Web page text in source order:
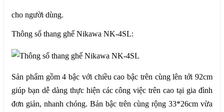
cho người dùng.
Thông số thang ghế Nikawa NK-4SL:
Sản phẩm gồm 4 bậc với chiều cao bậc trên cùng lên tới 92cm
giúp bạn dễ dàng thực hiện các công việc trên cao tại gia đình
đơn giản, nhanh chóng. Bản bậc trên cùng rộng 33*26cm vừa